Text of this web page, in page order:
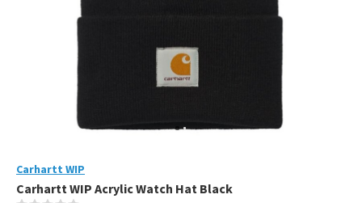
Carhartt WIP
Carhartt WIP Acrylic Watch Hat Black